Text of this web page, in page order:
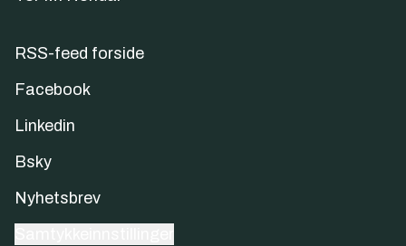
RSS-feed forside
Facebook
Linkedin
Bsky
Nyhetsbrev